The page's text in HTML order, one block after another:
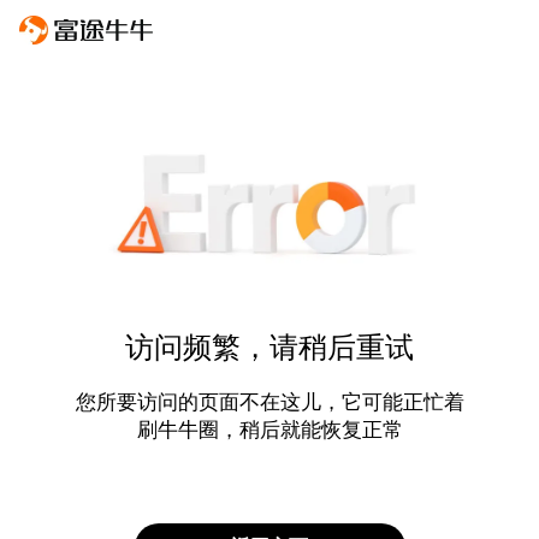
访问频繁，请稍后重试
您所要访问的页面不在这儿，它可能正忙着
刷牛牛圈，稍后就能恢复正常